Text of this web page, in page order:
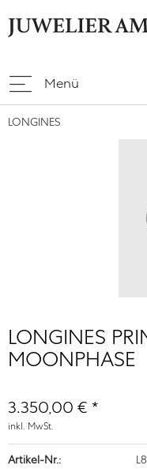
Menü
LONGINES
LONGINES
MOONPHASE
3.350,00 € *
inkl. MwSt.
Artikel-Nr.: